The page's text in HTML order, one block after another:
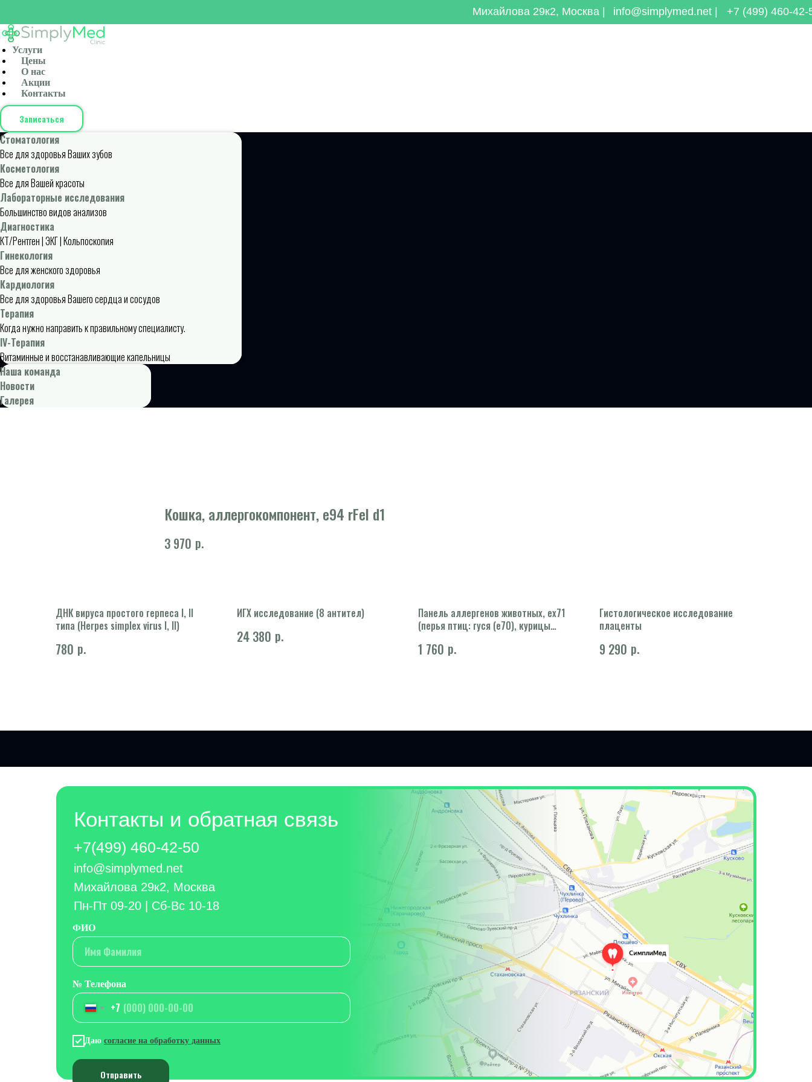
info@simplymed.net | +7 (499) 460-42-
Михайлова 29к2, Москва |
Услуги
Цены
О нас
Акции
Контакты
Записаться
Стоматология
Все для здоровья Ваших зубов
Косметология
Все для Вашей красоты
Лабораторные исследования
Большинство видов анализов
Диагностика
КТ/Рентген | ЭКГ | Кольпоскопия
Гинекология
Все для женского здоровья
Кардиология
Все для здоровья Вашего сердца и сосудов
Терапия
Когда нужно направить к правильному специалисту.
IV-Терапия
Витаминные и восстанавливающие капельницы
Наша команда
Новости
Галерея
Кошка, аллергокомпонент, e94 rFel d1
3 970 р.
ДНК вируса простого герпеса I, II
типа (Herpes simplex virus I, II)
780 р.
ИГХ исследование (8 антител)
24 380 р.
Панель аллергенов животных, ex71
(перья птиц: гуся (e70), курицы
1 760 р.
Гистологическое исследование
плаценты
9 290 р.
ФИО
Имя Фамилия
№ Телефона
+7
Даю согласие на обработку данных
Отправить
Контакты и обратная связь
+7(499) 460-42-50
info@simplymed.net
Михайлова 29к2, Москва
Пн-Пт 09-20 | Сб-Вс 10-18